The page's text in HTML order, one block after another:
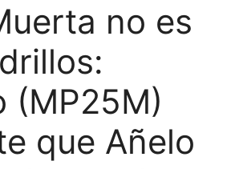
no es
(MP25M)
que Añelo